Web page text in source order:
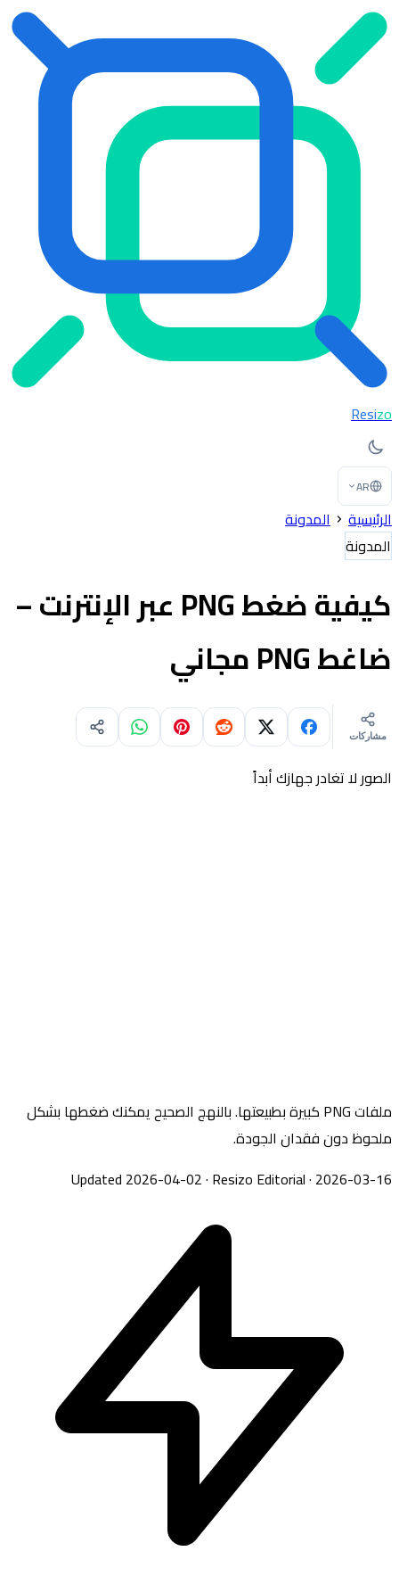
Resizo
AR
الرئيسية
المدونة
المدونة
كيفية ضغط PNG عبر الإنترنت –
ضاغط PNG مجاني
مشاركات
الصور لا تغادر جهازك أبداً
ملفات PNG كبيرة بطبيعتها. بالنهج الصحيح يمكنك ضغطها بشكل
ملحوظ دون فقدان الجودة.
2026-03-16
·
Updated 2026-04-02· Resizo Editorial